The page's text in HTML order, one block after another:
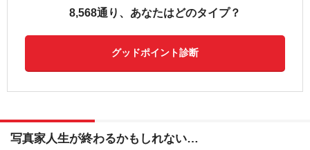
8,568通り、あなたはどのタイプ？
グッドポイント診断
写真家人生が終わるかもしれない…